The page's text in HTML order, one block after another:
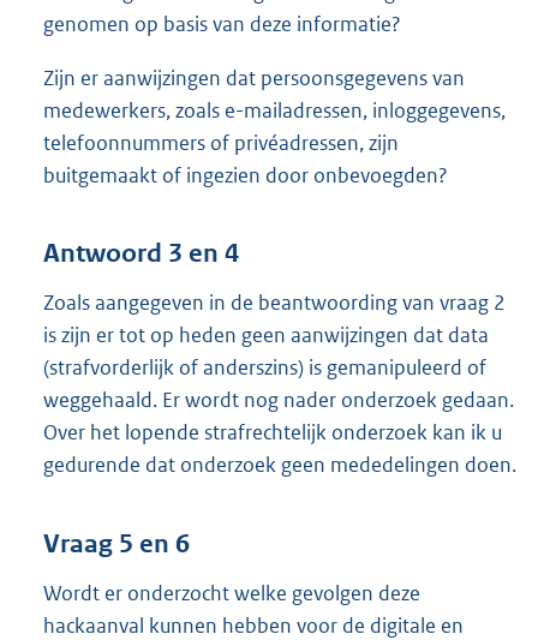
genomen op basis van deze informatie?
Zijn er aanwijzingen dat persoonsgegevens van
medewerkers, zoals e-mailadressen, inloggegevens,
telefoonnummers of privéadressen, zijn
buitgemaakt of ingezien door onbevoegden?
Antwoord 3 en 4
Zoals aangegeven in de beantwoording van vraag 2
is zijn er tot op heden geen aanwijzingen dat data
(strafvorderlijk of anderszins) is gemanipuleerd of
weggehaald. Er wordt nog nader onderzoek gedaan.
Over het lopende strafrechtelijk onderzoek kan ik u
gedurende dat onderzoek geen mededelingen doen.
Vraag 5 en 6
Wordt er onderzocht welke gevolgen deze
hackaanval kunnen hebben voor de digitale en